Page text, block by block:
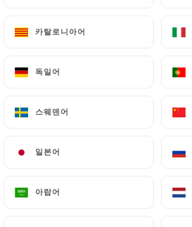
카탈로니아어
독일어
스웨덴어
일본어
아랍어
카탈로니아어
독일어
스웨덴어
일본어
아랍어